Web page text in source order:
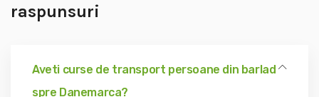
raspunsuri
Aveti curse de transport persoane din barlad
spre Danemarca?